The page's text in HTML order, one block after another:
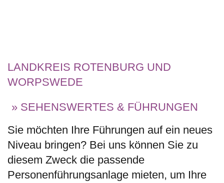
LANDKREIS ROTENBURG UND
WORPSWEDE
» SEHENSWERTES & FÜHRUNGEN
Sie möchten Ihre Führungen auf ein neues
Niveau bringen? Bei uns können Sie zu
diesem Zweck die passende
Personenführungsanlage mieten, um Ihre